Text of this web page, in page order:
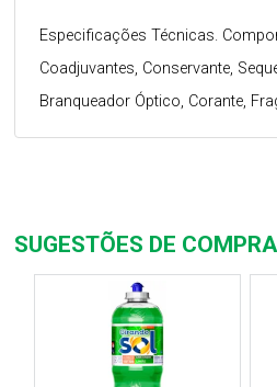
Especificações Técnicas.
Coadjuvantes, Conservante,
Branqueador Óptico, Corante,
SUGESTÕES DE COMPRA